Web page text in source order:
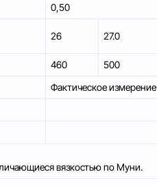
0,50
26 27.0
460 500
Фактическое измерение
вязкостью по Муни.